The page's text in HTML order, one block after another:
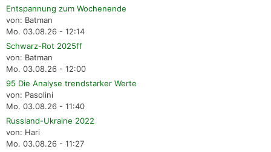
Entspannung zum Wochenende
von: Batman
Mo. 03.08.26 - 12:14
Schwarz-Rot 2025ff
von: Batman
Mo. 03.08.26 - 12:00
95 Die Analyse trendstarker Werte
von: Pasolini
Mo. 03.08.26 - 11:40
Russland-Ukraine 2022
von: Hari
Mo. 03.08.26 - 11:27